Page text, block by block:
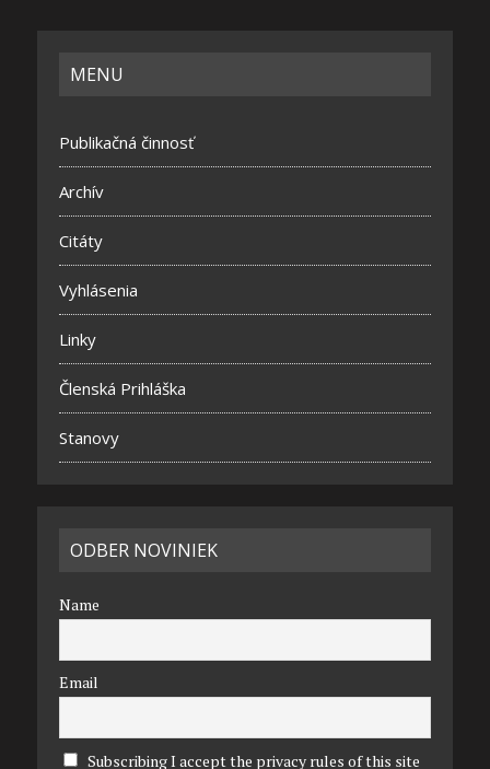
MENU
Publikačná činnosť
Archív
Citáty
Vyhlásenia
Linky
Členská Prihláška
Stanovy
ODBER NOVINIEK
Name
Email
Subscribing I accept the privacy rules of this site